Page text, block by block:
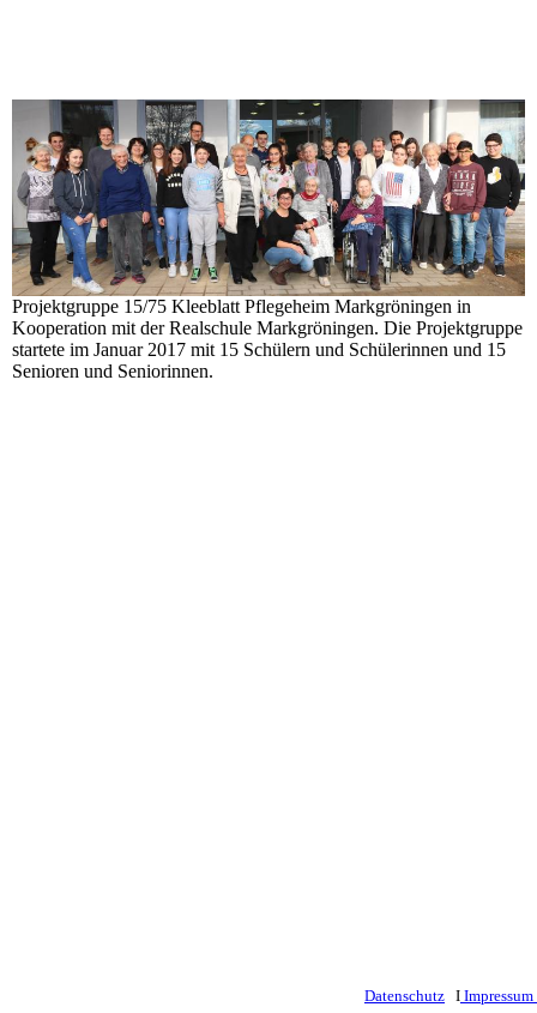
Projektgruppe 15/75 Kleeblatt Pflegeheim Markgröningen in
Kooperation mit der Realschule Markgröningen. Die Projektgruppe
startete im Januar 2017 mit 15 Schülern und Schülerinnen und 15
Senioren und Seniorinnen.
Datenschutz I Impressum